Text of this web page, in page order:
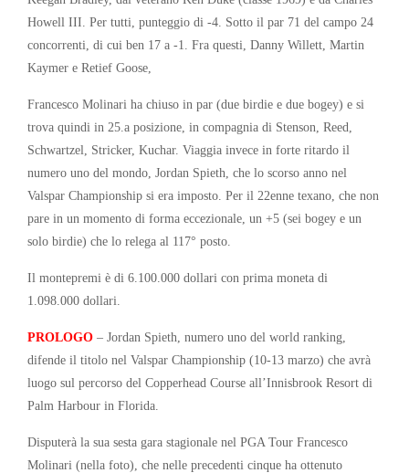
Howell III. Per tutti, punteggio di -4. Sotto il par 71 del campo 24
concorrenti, di cui ben 17 a -1. Fra questi, Danny Willett, Martin
Kaymer e Retief Goose,
Francesco Molinari ha chiuso in par (due birdie e due bogey) e si
trova quindi in 25.a posizione, in compagnia di Stenson, Reed,
Schwartzel, Stricker, Kuchar. Viaggia invece in forte ritardo il
numero uno del mondo, Jordan Spieth, che lo scorso anno nel
Valspar Championship si era imposto. Per il 22enne texano, che non
pare in un momento di forma eccezionale, un +5 (sei bogey e un
solo birdie) che lo relega al 117° posto.
Il montepremi è di 6.100.000 dollari con prima moneta di
1.098.000 dollari.
PROLOGO – Jordan Spieth, numero uno del world ranking,
difende il titolo nel Valspar Championship (10-13 marzo) che avrà
luogo sul percorso del Copperhead Course all’Innisbrook Resort di
Palm Harbour in Florida.
Disputerà la sua sesta gara stagionale nel PGA Tour Francesco
Molinari (nella foto), che nelle precedenti cinque ha ottenuto